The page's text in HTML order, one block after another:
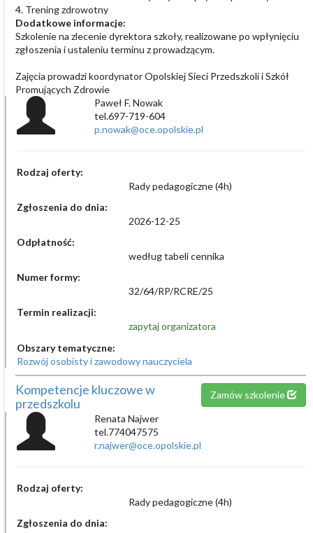
4. Trening zdrowotny
Dodatkowe informacje:
Szkolenie na zlecenie dyrektora szkoły, realizowane po wpłynięciu
zgłoszenia i ustaleniu terminu z prowadzącym.
Zajęcia prowadzi koordynator Opolskiej Sieci Przedszkoli i Szkół
Promujących Zdrowie
Paweł F. Nowak
tel.697-719-604
p.nowak@oce.opolskie.pl
Rodzaj oferty:
Rady pedagogiczne (4h)
Zgłoszenia do dnia:
2026-12-25
Odpłatność:
według tabeli cennika
Numer formy:
32/64/RP/RCRE/25
Termin realizacji:
zapytaj organizatora
Obszary tematyczne:
Rozwój osobisty i zawodowy nauczyciela
Kompetencje kluczowe w
przedszkolu
Zamów szkolenie
Renata Najwer
tel.774047575
r.najwer@oce.opolskie.pl
Rodzaj oferty:
Rady pedagogiczne (4h)
Zgłoszenia do dnia: